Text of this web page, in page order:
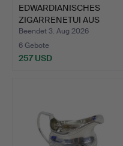
EDWARDIANISCHES
ZIGARRENETUI AUS
SILBER.
Beendet 3. Aug 2026
6 Gebote
257 USD